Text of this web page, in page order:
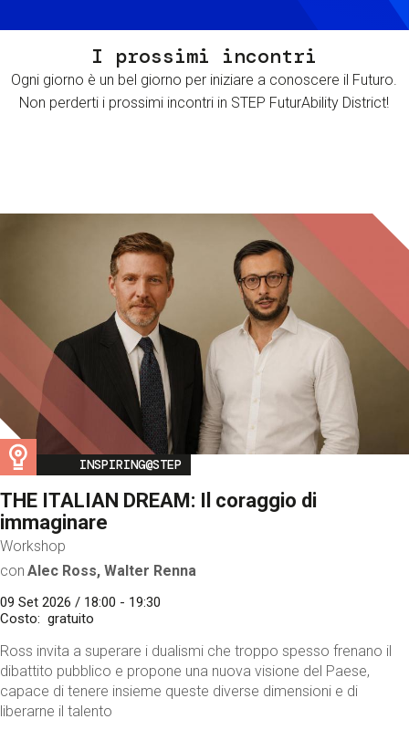
I prossimi incontri
Ogni giorno è un bel giorno per iniziare a conoscere il Futuro.
Non perderti i prossimi incontri in STEP FuturAbility District!
Image
INSPIRING@STEP
THE ITALIAN DREAM: Il coraggio di
immaginare
Workshop
con Alec Ross, Walter Renna
09 Set 2026 / 18:00 - 19:30
Costo
gratuito
Ross invita a superare i dualismi che troppo spesso frenano il
dibattito pubblico e propone una nuova visione del Paese,
capace di tenere insieme queste diverse dimensioni e di
liberarne il talento